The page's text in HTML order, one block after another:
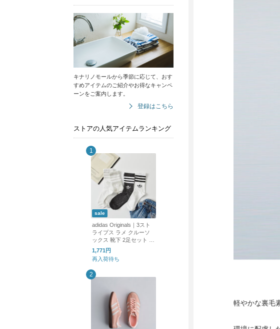
キナリノモールから季節に応じて、おす
すめアイテムのご紹介やお得なキャンペ
ーンをご案内します。
登録はこちら
ストアの人気アイテムランキング
sale
adidas Originals｜3スト
ライプス ラメ クルーソ
ックス 靴下 2足セット 3
STRIPES GLITTER CRE
W SOCKS 2 PAIRS ka98
5
1,771円
再入荷待ち
軽やかな裏毛